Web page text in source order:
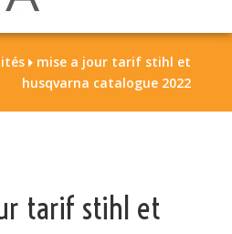
 mise a jour tarif stihl et
husqvarna catalogue 2022
tarif stihl et